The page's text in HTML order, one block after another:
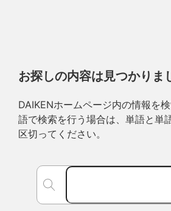
お探しの内容は見つかりま
DAIKENホームページ内の情報を
語で検索を行う場合は、単語と単
区切ってください。